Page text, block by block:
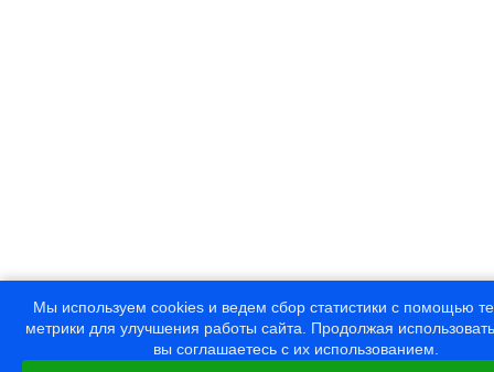
Мы используем cookies и ведем сбор статистики с помощью
метрики для улучшения работы сайта. Продолжая
вы соглашаетесь с их использованием.